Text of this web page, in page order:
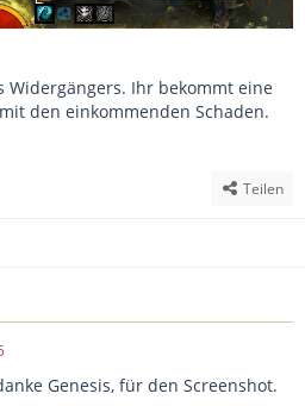
Widergängers. Ihr bekommt eine
den einkommenden Schaden.
Teilen
Genesis, für den Screenshot.